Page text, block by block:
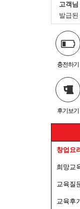
고객
발급
충전하기
후기보기
창업요
희망교
교육질
교육후